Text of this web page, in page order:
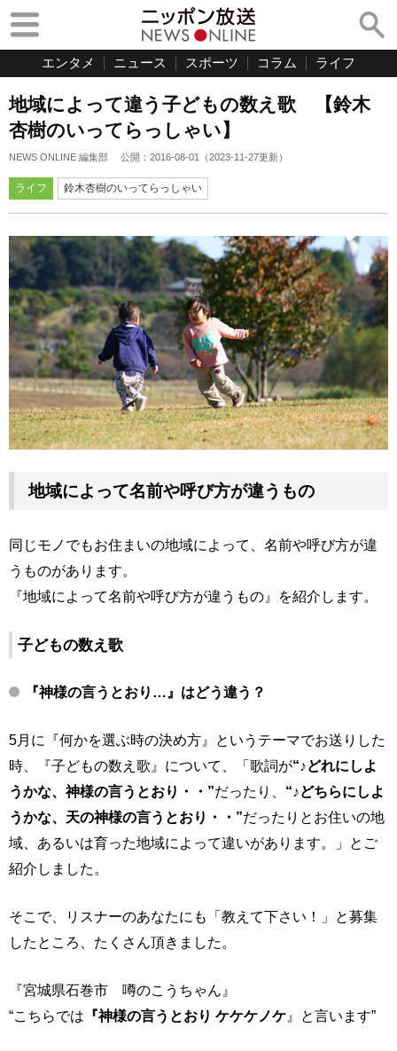
エンタメ ニュース スポーツ コラム ライフ
地域によって違う子どもの数え歌 【鈴木
杏樹のいってらっしゃい】
NEWS ONLINE 編集部 公開： 2016-08-01 （2023-11-27更新）
ライフ 鈴木杏樹のいってらっしゃい
地域によって名前や呼び方が違うもの
同じモノでもお住まいの地域によって、名前や呼び方が違
うものがあります。
『地域によって名前や呼び方が違うもの』を紹介します。
子どもの数え歌
『神様の言うとおり…』はどう違う？
5月に『何かを選ぶ時の決め方』というテーマでお送りした
時、『子どもの数え歌』について、「歌詞が“♪どれにしよ
うかな、神様の言うとおり・・”だったり、 “♪どちらにしよ
うかな、天の神様の言うとおり・・”だったりとお住いの地
域、あるいは育った地域によって違いがあります。」とご
紹介しました。
そこで、リスナーのあなたにも「教えて下さい！」と募集
したところ、たくさん頂きました。
『宮城県石巻市 噂のこうちゃん』
“こちらでは 『神様の言うとおり ケケケノケ 』と言います”